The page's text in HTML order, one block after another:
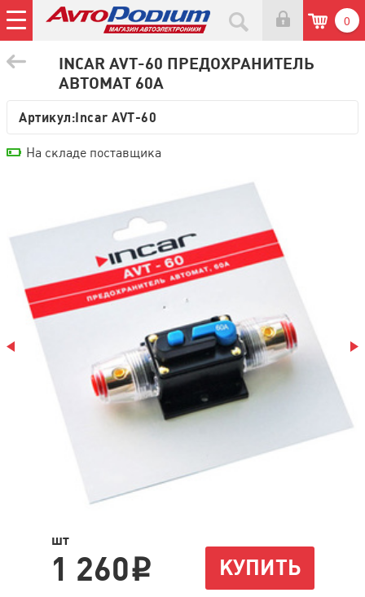
0
INCAR AVT-60 ПРЕДОХРАНИТЕЛЬ
АВТОМАТ 60А
Артикул:Incar AVT-60
шт
1 260i КУПИТЬ
На складе поставщика